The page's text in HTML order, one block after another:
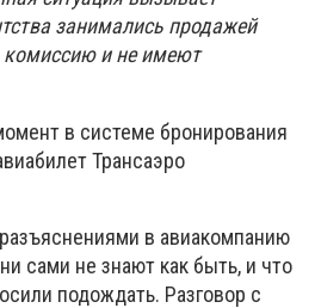
занимались продажей
комиссию и не имеют
в системе бронирования
Трансаэро
в авиакомпанию
сами не знают как быть, и что
подождать. Разговор с